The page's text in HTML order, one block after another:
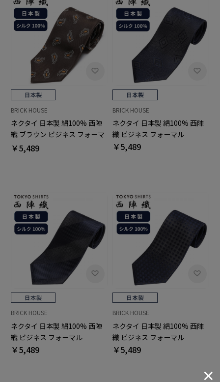
BRICK HOUSE
ネクタイ 日本製 絹100% 西陣
織 ブラウン ビジネス フォーマ
ル
￥5,489
BRICK HOUSE
ネクタイ 日本製 絹100% 西陣
織 ビジネス フォーマル
￥5,489
BRICK HOUSE
ネクタイ 日本製 絹100% 西陣
織 ビジネス フォーマル
￥5,489
BRICK HOUSE
ネクタイ 日本製 絹100% 西陣
織 ビジネス フォーマル
￥5,489